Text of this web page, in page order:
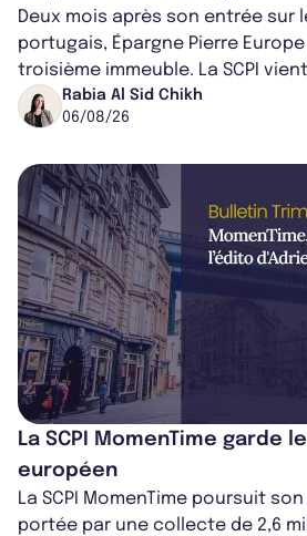
Deux mois après son entrée sur
portugais, Épargne Pierre
troisième immeuble. La SCPI
dans le centre du pays, un
Rabia Al Sid Chikh
06/08/26
La SCPI MomenTime garde
européen
La SCPI MomenTime poursuit
portée par une collecte de 2,6